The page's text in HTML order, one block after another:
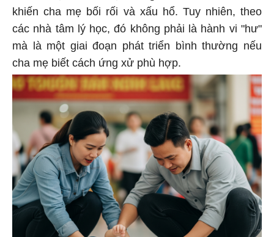
khiến cha mẹ bối rối và xấu hổ. Tuy nhiên, theo
các nhà tâm lý học, đó không phải là hành vi "hư"
mà là một giai đoạn phát triển bình thường nếu
cha mẹ biết cách ứng xử phù hợp.